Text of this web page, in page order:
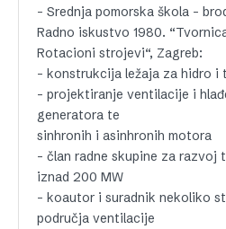
– Srednja pomorska škola –
Radno iskustvo 1980.
Rotacioni strojevi“, Zagreb:
– konstrukcija ležaja za hidro i
– projektiranje ventilacije i
generatora te
sinhronih i asinhronih motora
– član radne skupine za razvoj
iznad 200 MW
– koautor i suradnik nekoliko
područja ventilacije